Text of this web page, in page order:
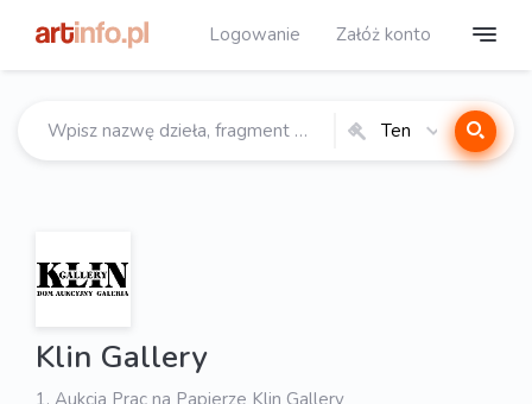
Logowanie Załóż konto
Ten
Klin Gallery
1. Aukcja Prac na Papierze Klin Gallery